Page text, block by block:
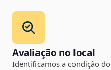
Avaliação no local
Identificamos a condição